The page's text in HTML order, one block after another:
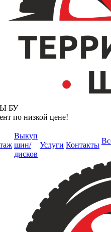
БУ
по низкой цене!
Выкуп
шин/
дисков
Услуги Контакты